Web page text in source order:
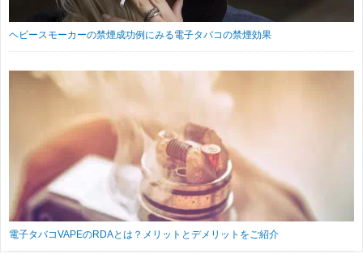
ヘビースモーカーの禁煙成功例にみる電子タバコの禁煙効果
電子タバコVAPEのRDAとは？メリットとデメリットをご紹介